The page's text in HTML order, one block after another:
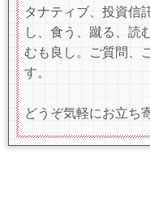
タナティブ、投資信
し、食う、蹴る、読
むも良し。ご質問、
す。
どうぞ気軽にお立ち